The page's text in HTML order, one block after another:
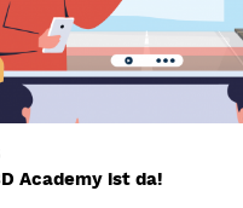
Academy ist da!